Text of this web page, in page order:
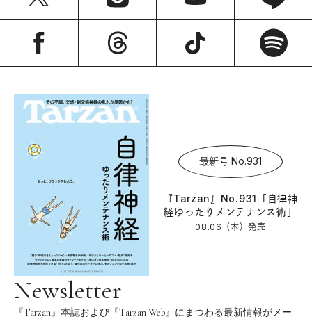
最新号 No.931
『Tarzan』No.931「自律神
経ゆったりメンテナンス術」
08.06（木）発売
Newsletter
『Tarzan』本誌および『Tarzan Web』にまつわる最新情報がメー